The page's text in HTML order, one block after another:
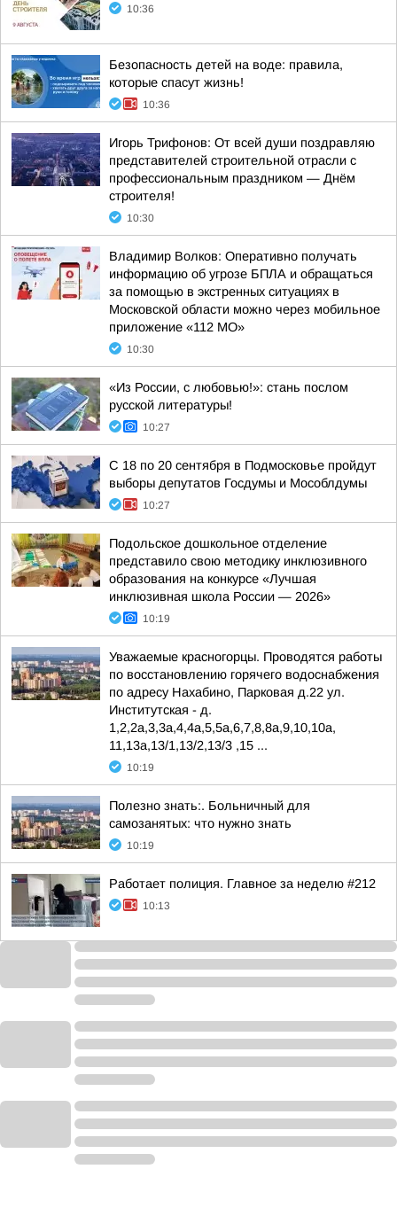
10:36
Безопасность детей на воде: правила,
которые спасут жизнь!
10:36
Игорь Трифонов: От всей души поздравляю
представителей строительной отрасли с
профессиональным праздником — Днём
строителя!
10:30
Владимир Волков: Оперативно получать
информацию об угрозе БПЛА и обращаться
за помощью в экстренных ситуациях в
Московской области можно через мобильное
приложение «112 МО»
10:30
«Из России, с любовью!»: стань послом
русской литературы!
10:27
С 18 по 20 сентября в Подмосковье пройдут
выборы депутатов Госдумы и Мособлдумы
10:27
Подольское дошкольное отделение
представило свою методику инклюзивного
образования на конкурсе «Лучшая
инклюзивная школа России — 2026»
10:19
Уважаемые красногорцы. Проводятся работы
по восстановлению горячего водоснабжения
по адресу Нахабино, Парковая д.22 ул.
Институтская - д.
1,2,2а,3,3а,4,4а,5,5а,6,7,8,8а,9,10,10а,
11,13а,13/1,13/2,13/3 ,15 ...
10:19
Полезно знать:. Больничный для
самозанятых: что нужно знать
10:19
Работает полиция. Главное за неделю #212
10:13